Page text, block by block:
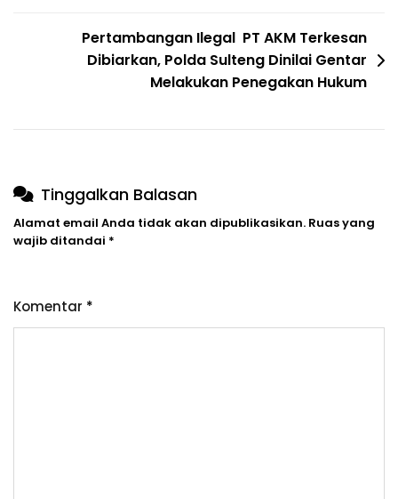
Pertambangan Ilegal PT AKM Terkesan
Dibiarkan, Polda Sulteng Dinilai Gentar
Melakukan Penegakan Hukum
Tinggalkan Balasan
Alamat email Anda tidak akan dipublikasikan. Ruas yang
wajib ditandai *
Komentar *